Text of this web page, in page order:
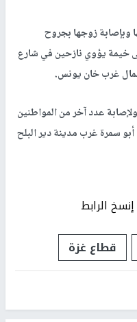
وبإصابة زوجها بجروح
خيمة يؤوي نازحين في شارع
غرب خان يونس.
عدد آخر من المواطنين
أبو سمرة غرب مدينة دير البلح
إنسخ الرابط
قطاع غزة